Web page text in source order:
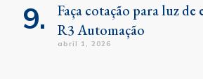
Faça cotação para luz de
R3 Automação
abril 1, 2026